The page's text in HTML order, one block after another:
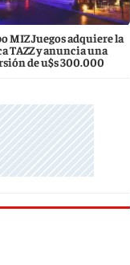
MIZ Juegos adquiere la
TAZZ y anuncia una
de u$s 300.000